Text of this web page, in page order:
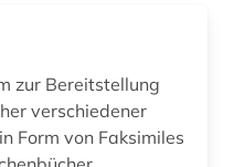
zur Bereitstellung
verschiedener
Form von Faksimiles